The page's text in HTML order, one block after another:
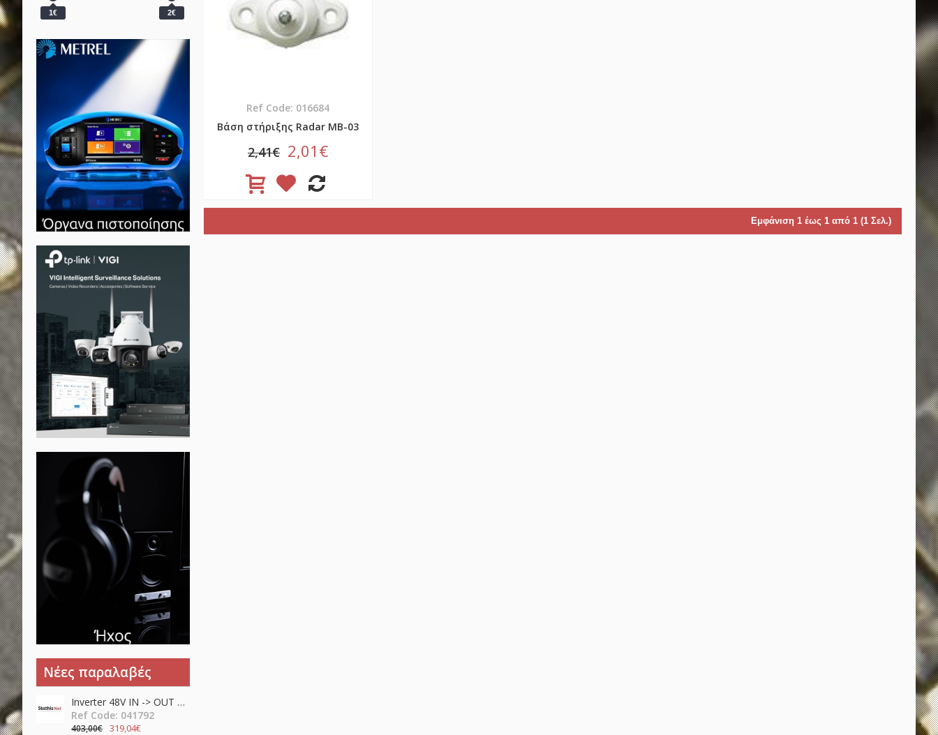
1€ 2€
Νέες παραλαβές
Inverter 48V ΙΝ -> OUT 230VAC 400W καθαρού ημιτόνου NTS-750-248EU MEAN WELL
Ref Code: 041792
403,00€ 319,04€
Ref Code: 016684
Βάση στήριξης Radar MB-03
2,41€ 2,01€
Εμφάνιση 1 έως 1 από 1 (1 Σελ.)